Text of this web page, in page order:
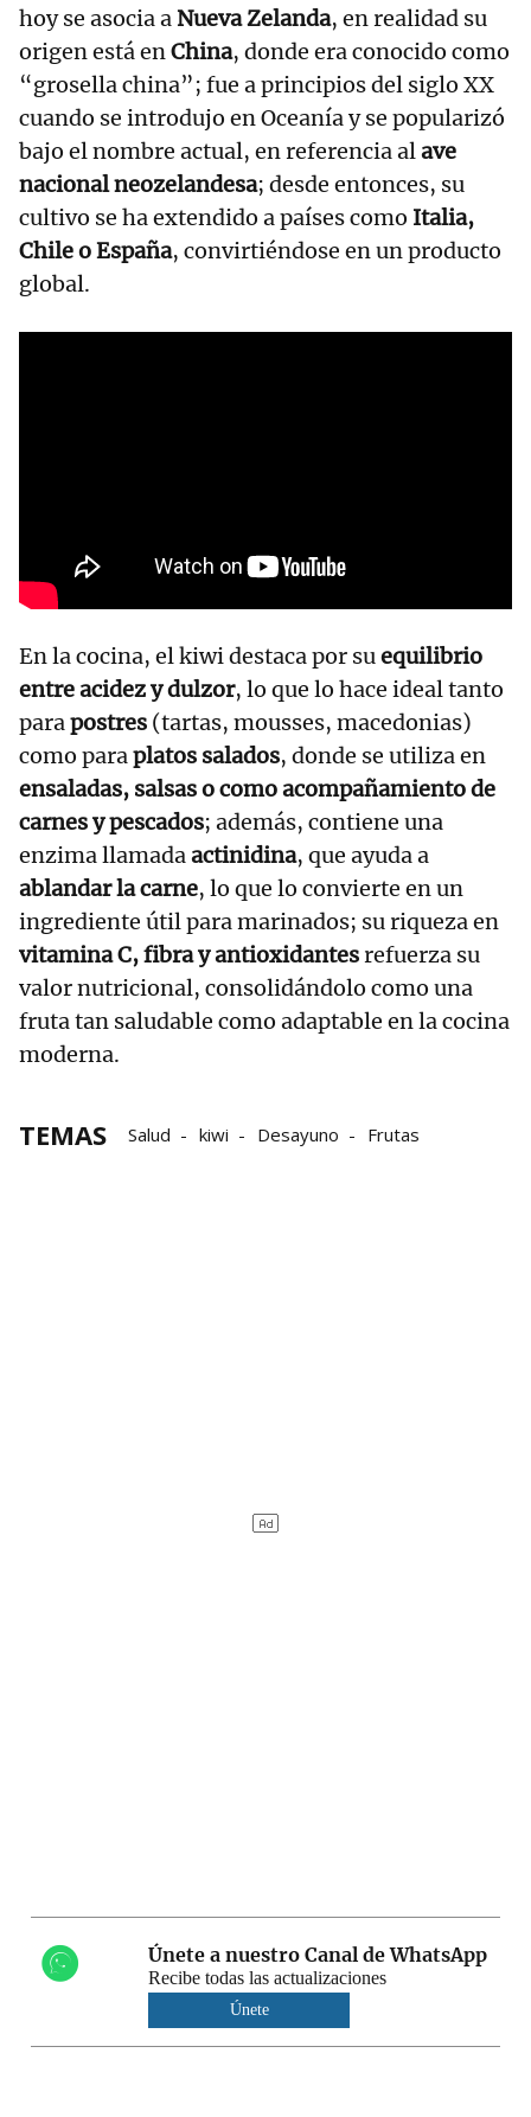
hoy se asocia a Nueva Zelanda, en realidad su
origen está enChina, donde era conocido como
“grosella china”; fue a principios del siglo XX
cuando se introdujo en Oceanía y se popularizó
bajo el nombre actual, en referencia alave
nacional neozelandesa; desde entonces, su
cultivo se ha extendido a países como Italia,
Chile o España, convirtiéndose en un producto
global.
En la cocina, el kiwi destaca por suequilibrio
entre acidez y dulzor, lo que lo hace ideal tanto
parapostres (tartas, mousses, macedonias)
como paraplatos salados, donde se utiliza en
ensaladas, salsas o como acompañamiento de
carnes y pescados; además, contiene una
enzima llamadaactinidina, que ayuda a
ablandar la carne, lo que lo convierte en un
ingrediente útil para marinados; su riqueza en
vitamina C, fibra y antioxidantesrefuerza su
valor nutricional, consolidándolo como una
fruta tan saludable como adaptable en la cocina
moderna.
TEMAS Salud kiwi Desayuno Frutas
Únete a nuestro Canal de WhatsApp
Recibe todas las actualizaciones
Únete